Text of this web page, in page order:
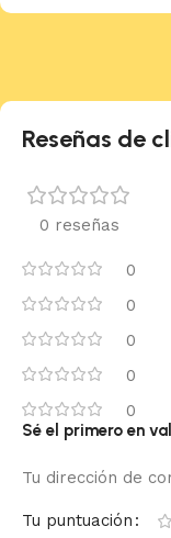
Reseñas de
0 reseñas
0
0
0
0
0
Sé el primero en
Tu dirección de
Tu puntuación